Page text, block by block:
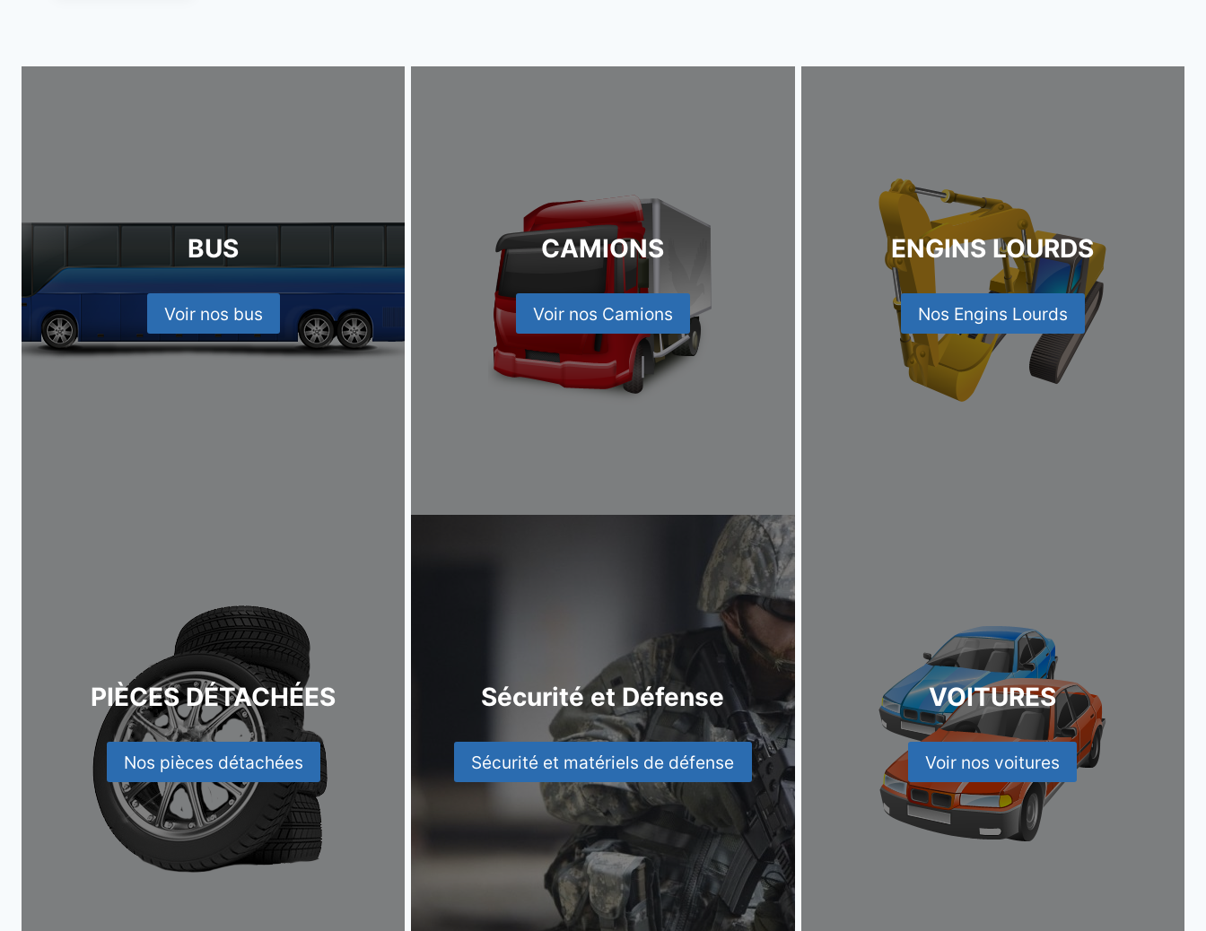
BUS
Voir nos bus
CAMIONS
Voir nos Camions
ENGINS LOURDS
Nos Engins Lourds
PIÈCES DÉTACHÉES
Nos pièces détachées
Sécurité et Défense
Sécurité et matériels de défense
VOITURES
Voir nos voitures